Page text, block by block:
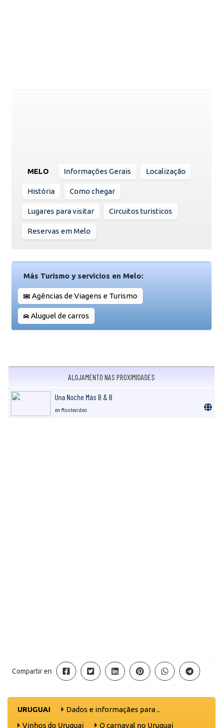
MELO Informações Gerais Localização
História Como chegar
Lugares para visitar Circuitos turisticos
Reservas em Melo
Más Turismo y servicios en Melo:
Agências de Viagens e Turismo
Aluguel de carros
ALOJAMENTO NAS PROXIMIDADES
Una Noche Más B & B
en Montevideo
Compartir en
URUGUAI
Dados e informaçães para ..
Vinhos do Uruguai
O carnaval no Uruguai